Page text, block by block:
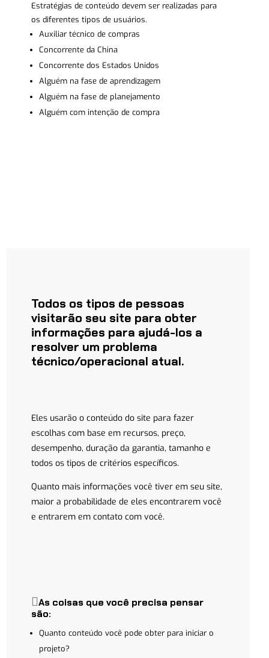
Estratégias de conteúdo devem ser realizadas para
os diferentes tipos de usuários.
Auxiliar técnico de compras
Concorrente da China
Concorrente dos Estados Unidos
Alguém na fase de aprendizagem
Alguém na fase de planejamento
Alguém com intenção de compra
Todos os tipos de pessoas
visitarão seu site para obter
informações para ajudá-los a
resolver um problema
técnico/operacional atual.
Eles usarão o conteúdo do site para fazer
escolhas com base em recursos, preço,
desempenho, duração da garantia, tamanho e
todos os tipos de critérios específicos.
Quanto mais informações você tiver em seu site,
maior a probabilidade de eles encontrarem você
e entrarem em contato com você.
As coisas que você precisa pensar
são:
Quanto conteúdo você pode obter para iniciar o
projeto?